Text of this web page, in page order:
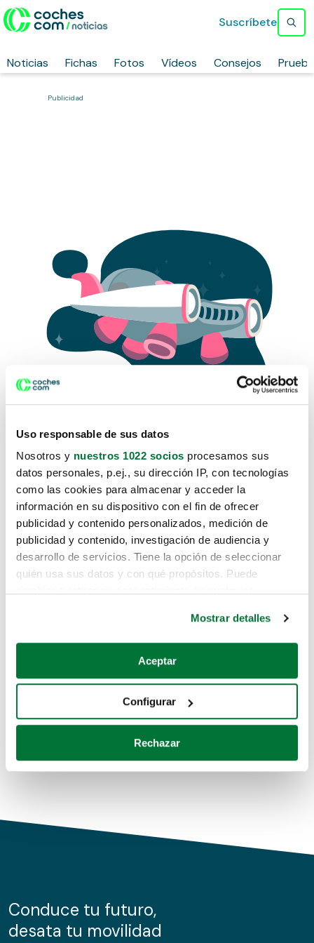
Uso responsable de sus datos
Nosotros y nuestros 1022 socios procesamos sus
datos personales, p.ej., su dirección IP, con tecnologías
como las cookies para almacenar y acceder la
información en su dispositivo con el fin de ofrecer
publicidad y contenido personalizados, medición de
publicidad y contenido, investigación de audiencia y
desarrollo de servicios. Tiene la opción de seleccionar
quién usa sus datos y con qué propósitos. Puede
Si lo permite, también quisiéramos:
Recopilar información sobre su ubicación geográfica
Identificar su dispositivo analizándolo activamente
para buscar características específicas (huellas
Obtenga más información sobre cómo se procesan sus
de cookies.
información sobre el uso que haga del sitio web con
nuestros partners de redes sociales, publicidad y análisis
Mostrar detalles
Aceptar
Configurar
Rechazar
Noticias Fichas Fotos Vídeos Consejos
Suscríbete
Publicidad
Lo sentimos, no sabemos como
te hemos traido hasta aquí.
Pero puedes encontrar el coche que estás
buscando en alguno de estos enlaces:
Coches de segunda mano
Coches de km0
Conduce tu futuro,
desata tu movilidad